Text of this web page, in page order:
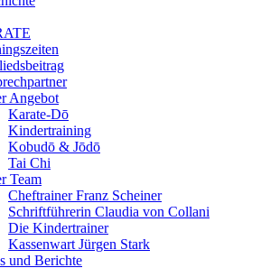
Angebot
Karate-Dō
Kindertraining
Kobudō & Jōdō
Tai Chi
Team
Cheftrainer Franz Scheiner
Schriftführerin Claudia von Collani
Die Kindertrainer
Kassenwart Jürgen Stark
und Berichte